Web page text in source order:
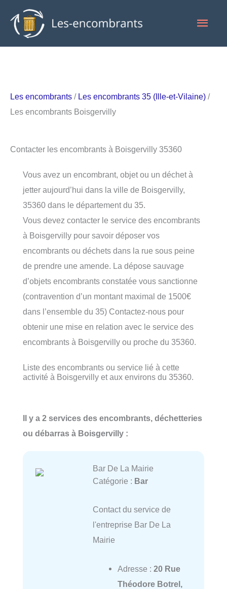
contenu
Les encombrants / Les encombrants 35 (Ille-et-Vilaine) /
Les encombrants Boisgervilly
Contacter les encombrants à Boisgervilly 35360
Vous avez un encombrant, objet ou un déchet à
jetter aujourd’hui dans la ville de Boisgervilly,
35360 dans le département du 35.
Vous devez contacter le service des encombrants
à Boisgervilly pour savoir déposer vos
encombrants ou déchets dans la rue sous peine
de prendre une amende. La dépose sauvage
d’objets encombrants constatée vous sanctionne
(contravention d’un montant maximal de 1500€
dans l’ensemble du 35) Contactez-nous pour
obtenir une mise en relation avec le service des
encombrants à Boisgervilly ou proche du 35360.
Liste des encombrants ou service lié à cette
activité à Boisgervilly et aux environs du 35360.
Il y a 2 services des encombrants, déchetteries
ou débarras à Boisgervilly :
Bar De La Mairie
Catégorie : Bar
Contact du service de
l'entreprise Bar De La
Mairie
Adresse : 20 Rue
Théodore Botrel,